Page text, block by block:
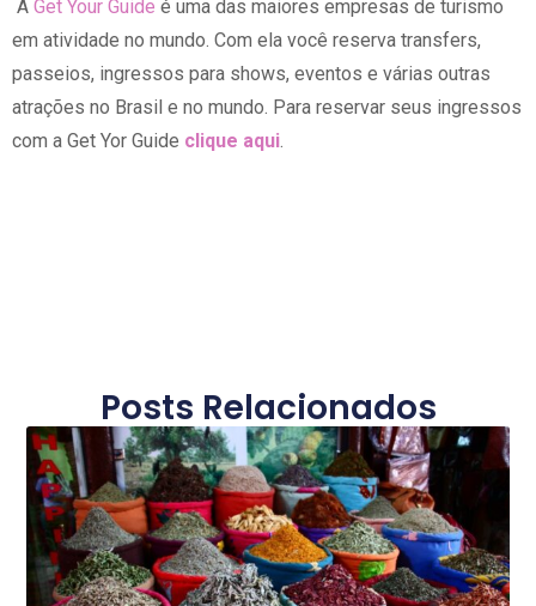
A Get Your Guide é uma das maiores empresas de turismo
em atividade no mundo. Com ela você reserva transfers,
passeios, ingressos para shows, eventos e várias outras
atrações no Brasil e no mundo. Para reservar seus ingressos
com a Get Yor Guide clique aqui
Posts Relacionados